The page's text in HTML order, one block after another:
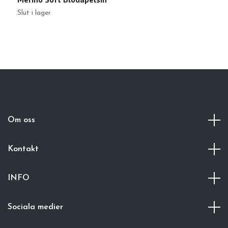
Slut i lager
Om oss
Kontakt
INFO
Sociala medier